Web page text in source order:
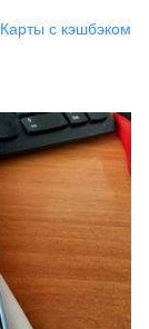
Карты с кэшбэком